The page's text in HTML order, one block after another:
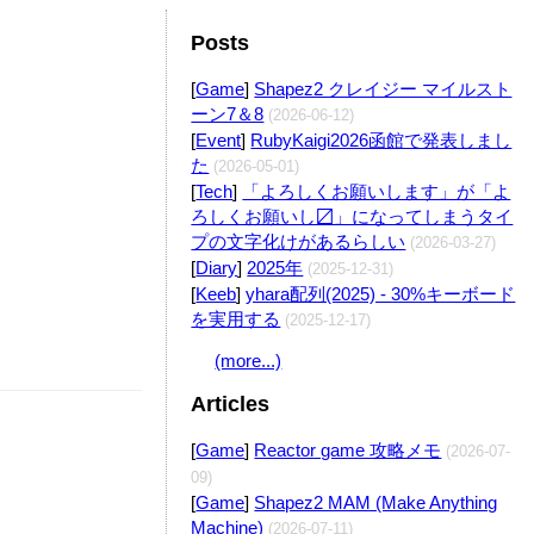
Posts
[Game] Shapez2 クレイジー マイルスト
ーン7＆8 (2026-06-12)
[Event] RubyKaigi2026函館で発表しまし
た (2026-05-01)
[Tech]
「よろしくお願いします」が「よ
ろしくお願いし〼」になってしまうタイ
プの文字化けがあるらしい (2026-03-27)
[Diary] 2025年 (2025-12-31)
[Keeb]yhara配列(2025) - 30%キーボード
を実用する (2025-12-17)
(more...)
Articles
[Game] Reactor game 攻略メモ (2026-07-
09)
[Game] Shapez2 MAM (Make Anything
Machine) (2026-07-11)